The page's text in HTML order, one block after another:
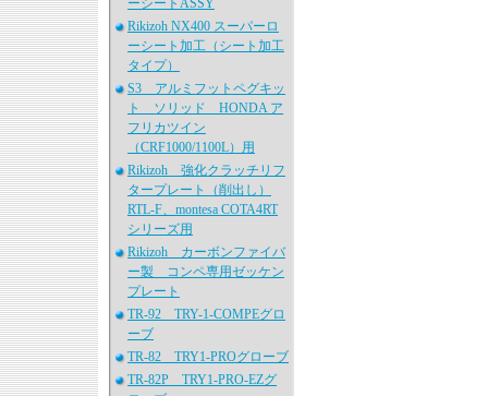
ーシートASSY
Rikizoh NX400 スーパーロ
ーシート加工（シート加工
タイプ）
S3 アルミフットペグキッ
ト ソリッド HONDA ア
フリカツイン
（CRF1000/1100L）用
Rikizoh 強化クラッチリフ
タープレート（削出し）
RTL-F、montesa COTA4RT
シリーズ用
Rikizoh カーボンファイバ
ー製 コンペ専用ゼッケン
プレート
TR-92 TRY-1-COMPEグロ
ーブ
TR-82 TRY1-PROグローブ
TR-82P TRY1-PRO-EZグ